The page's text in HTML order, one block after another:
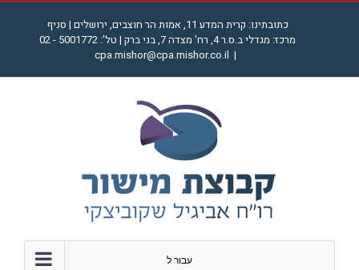
דלג
כתובתינו: קרית המדע 11, אמות הר חוצבים, ירושלים | סניף
מרכז: מגדלי ב.ס.ר 4, רח' מצדה 7, בני ברק | טל': 5001772 - 02
|
cpa.mishor@cpa.mishor.co.il
עבור ל